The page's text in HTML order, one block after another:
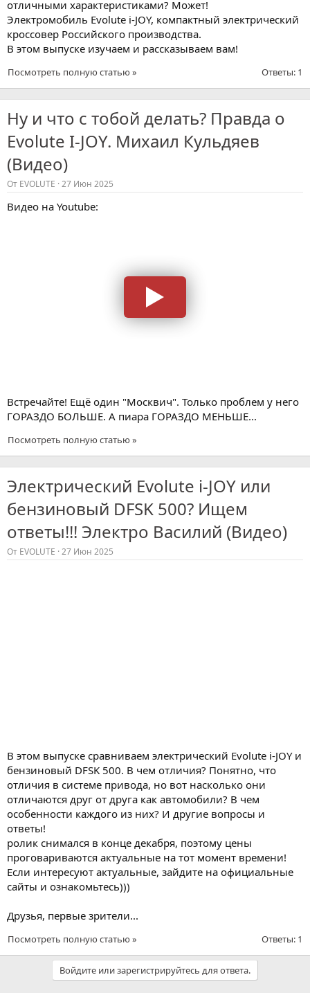
отличными характеристиками? Может!
Электромобиль Evolute i-JOY, компактный электрический
кроссовер Российского производства.
В этом выпуске изучаем и рассказываем вам!
Ответы: 1
Посмотреть полную статью »
Ну и что с тобой делать? Правда о
Evolute I-JOY. Михаил Кульдяев
(Видео)
От EVOLUTE 27 Июн 2025
Видео на Youtube:
Встречайте! Ещё один "Москвич". Только проблем у него
ГОРАЗДО БОЛЬШЕ. А пиара ГОРАЗДО МЕНЬШЕ...
Посмотреть полную статью »
Электрический Evolute i-JOY или
бензиновый DFSK 500? Ищем
ответы!!! Электро Василий (Видео)
От EVOLUTE 27 Июн 2025
В этом выпуске сравниваем электрический Evolute i-JOY и
бензиновый DFSK 500. В чем отличия? Понятно, что
отличия в системе привода, но вот насколько они
отличаются друг от друга как автомобили? В чем
особенности каждого из них? И другие вопросы и
ответы!
ролик снимался в конце декабря, поэтому цены
проговариваются актуальные на тот момент времени!
Если интересуют актуальные, зайдите на официальные
сайты и ознакомьтесь)))
Друзья, первые зрители...
Ответы: 1
Посмотреть полную статью »
Войдите или зарегистрируйтесь для ответа.